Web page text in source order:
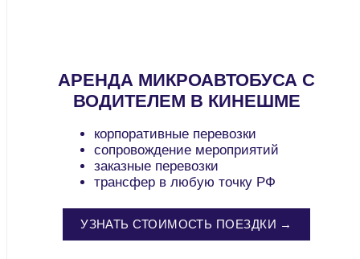
АРЕНДА МИКРОАВТОБУСА С
ВОДИТЕЛЕМ В КИНЕШМЕ
корпоративные перевозки
сопровождение мероприятий
заказные перевозки
трансфер в любую точку РФ
УЗНАТЬ СТОИМОСТЬ ПОЕЗДКИ →